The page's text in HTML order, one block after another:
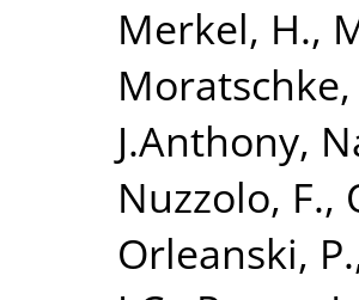
Merkel, H.,
Moratschke,
J.Anthony,
Nuzzolo, F.,
Orleanski, P.